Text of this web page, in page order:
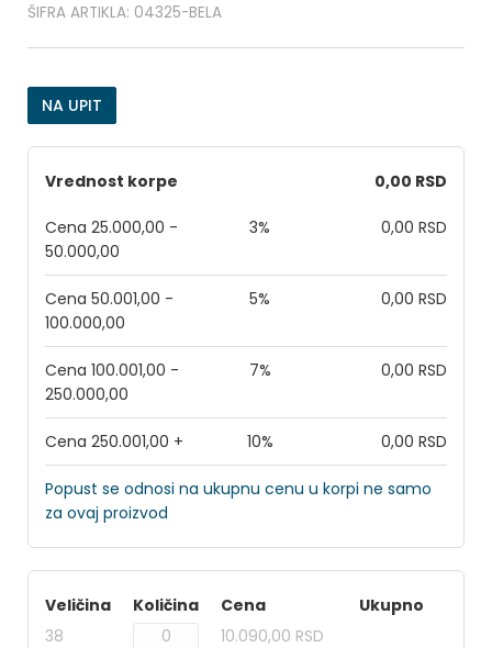
ŠIFRA ARTIKLA: 04325-BELA
NA UPIT
Vrednost korpe 0,00 RSD
Cena 25.000,00 -
50.000,00
3% 0,00 RSD
Cena 50.001,00 -
100.000,00
5% 0,00 RSD
Cena 100.001,00 -
250.000,00
7% 0,00 RSD
Cena 250.001,00 + 10% 0,00 RSD
Popust se odnosi na ukupnu cenu u korpi ne samo
za ovaj proizvod
Veličina Količina Cena
Ukupno
38
10.090,00 RSD